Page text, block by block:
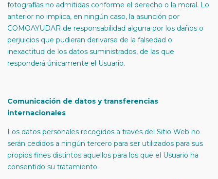
fotografías no admitidas conforme el derecho o la moral. Lo
anterior no implica, en ningún caso, la asunción por
COMOAYUDAR de responsabilidad alguna por los daños o
perjuicios que pudieran derivarse de la falsedad o
inexactitud de los datos suministrados, de las que
responderá únicamente el Usuario.
Comunicación de datos y transferencias
internacionales
Los datos personales recogidos a través del Sitio Web no
serán cedidos a ningún tercero para ser utilizados para sus
propios fines distintos aquellos para los que el Usuario ha
consentido su tratamiento.